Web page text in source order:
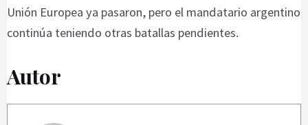
Unión Europea ya pasaron, pero el mandatario argentino
continúa teniendo otras batallas pendientes.
Autor